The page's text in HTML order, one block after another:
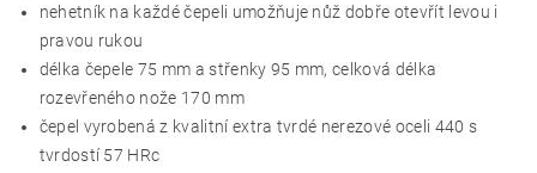
nehetník na každé čepeli umožňuje nůž dobře otevřít levou i
pravou rukou
délka čepele 75 mm a střenky 95 mm, celková délka
rozevřeného nože 170 mm
čepel vyrobená z kvalitní extra tvrdé nerezové oceli 440 s
tvrdostí 57 HRc